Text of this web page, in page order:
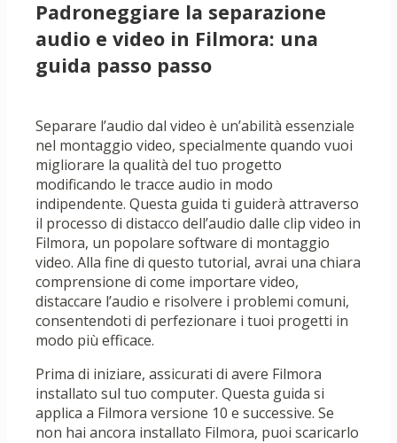
Padroneggiare la separazione
audio e video in Filmora: una
guida passo passo
Separare l’audio dal video è un’abilità essenziale
nel montaggio video, specialmente quando vuoi
migliorare la qualità del tuo progetto
modificando le tracce audio in modo
indipendente. Questa guida ti guiderà attraverso
il processo di distacco dell’audio dalle clip video in
Filmora, un popolare software di montaggio
video. Alla fine di questo tutorial, avrai una chiara
comprensione di come importare video,
distaccare l’audio e risolvere i problemi comuni,
consentendoti di perfezionare i tuoi progetti in
modo più efficace.
Prima di iniziare, assicurati di avere Filmora
installato sul tuo computer. Questa guida si
applica a Filmora versione 10 e successive. Se
non hai ancora installato Filmora, puoi scaricarlo